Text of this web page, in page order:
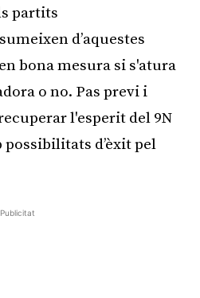
partits
d’aquestes
bona mesura si s'atura
o no. Pas previ i
l'esperit del 9N
possibilitats d’èxit pel
Publicitat